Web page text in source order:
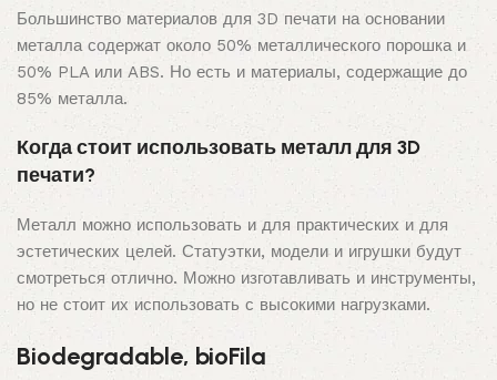
Большинство материалов для 3D печати на основании
металла содержат около 50% металлического порошка и
50% PLA или ABS. Но есть и материалы, содержащие до
85% металла.
Когда стоит использовать металл для 3D
печати?
Металл можно использовать и для практических и для
эстетических целей. Статуэтки, модели и игрушки будут
смотреться отлично. Можно изготавливать и инструменты,
но не стоит их использовать с высокими нагрузками.
Biodegradable, bioFila